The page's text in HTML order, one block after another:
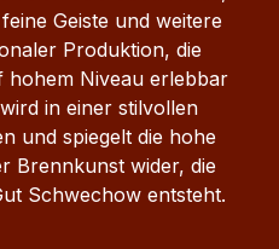
Geiste und weitere
Produktion, die
hohem Niveau erlebbar
in einer stilvollen
und spiegelt die hohe
Brennkunst wider, die
Schwechow entsteht.